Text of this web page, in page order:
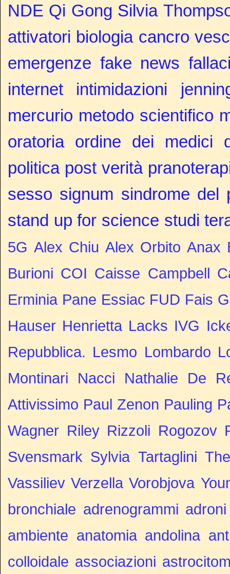
NDE Qi Gong Silvia
attivatori biologia cancro
emergenze fake news
internet
intimidazioni
mercurio metodo scientifico
oratoria ordine dei medici
politica post verità
sesso signum sindrome del
stand up for science studi
5G Alex Chiu Alex Orbito Anax
Burioni COI Caisse Campbell
Erminia Pane Essiac FUD Fais
Hauser Henrietta Lacks IVG
Repubblica. Lesmo Lombardo
Montinari
Nacci
Nathalie De
Attivissimo Paul Zenon Pauling
Wagner Riley Rizzoli Rogozov
Svensmark Sylvia Tartaglini
Vassiliev Verzella Vorobjova
bronchiale adrenogrammi adroni
ambiente anatomia andolina
colloidale associazioni